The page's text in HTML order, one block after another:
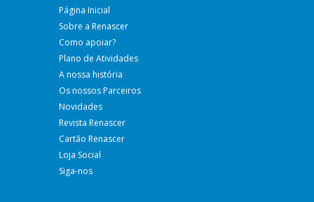
Página Inicial
Sobre a Renascer
Como apoiar?
Plano de Atividades
A nossa história
Os nossos Parceiros
Novidades
Revista Renascer
Cartão Renascer
Loja Social
Siga-nos